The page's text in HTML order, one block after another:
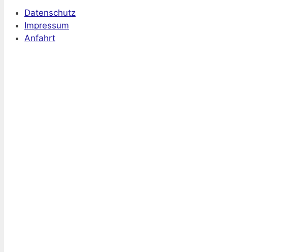
Datenschutz
Impressum
Anfahrt